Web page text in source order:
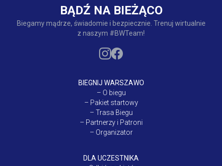
BĄDŹ NA BIEŻĄCO
Biegamy mądrze, świadomie i bezpiecznie. Trenuj wirtualnie
z naszym #BWTeam!
BIEGNIJ WARSZAWO
– O biegu
– Pakiet startowy
– Trasa Biegu
– Partnerzy i Patroni
– Organizator
DLA UCZESTNIKA